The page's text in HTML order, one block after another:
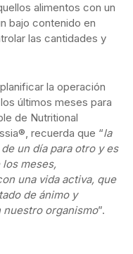
alimentos con un
bajo contenido en
las cantidades y
la operación
últimos meses para
de Nutritional
recuerda que “la
un día para otro y es
meses,
una vida activa, que
de ánimo y
organismo”.